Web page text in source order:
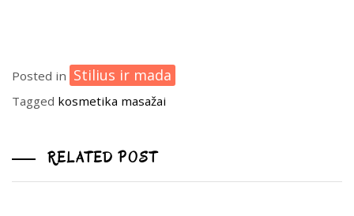
Posted in Stilius ir mada
Tagged kosmetika masažai
RELATED POST